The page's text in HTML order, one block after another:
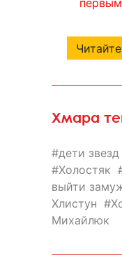
Хмара
дети звезд
Холостяк
выйти
Хлистун
Михайлюк